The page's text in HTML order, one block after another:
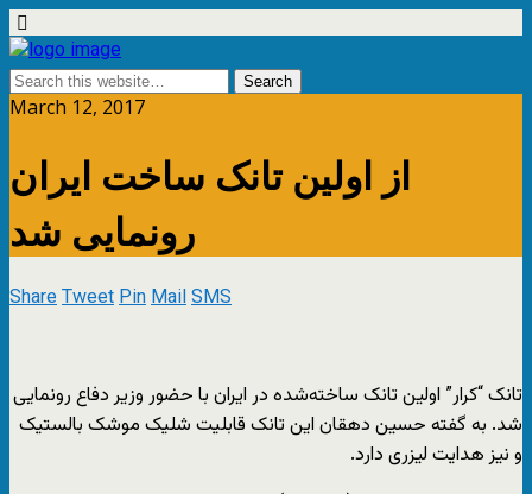
March 12, 2017
از اولین تانک ساخت ایران
رونمایی شد
ShareTweetPinMailSMS
تانک “کرار” اولین تانک ساخته‌شده در ایران با حضور وزیر دفاع رونمایی
شد. به گفته حسین دهقان این تانک قابلیت شلیک موشک بالستیک
و نیز هدایت لیزری دارد.